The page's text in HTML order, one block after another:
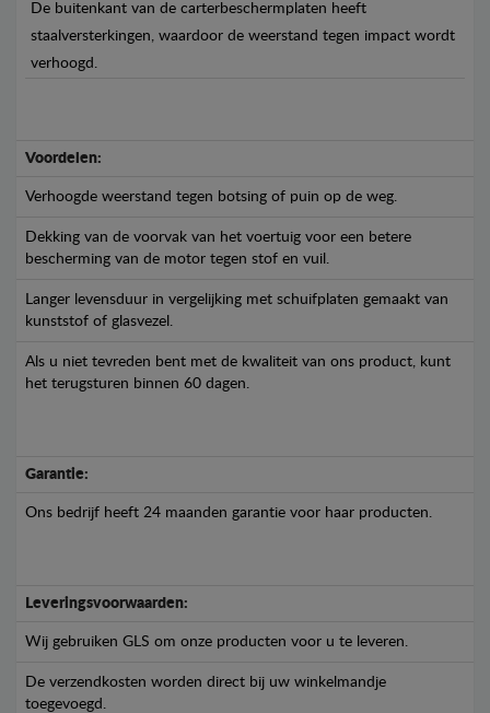
De buitenkant van de carterbeschermplaten heeft
staalversterkingen, waardoor de weerstand tegen impact wordt
verhoogd.
Voordelen:
Verhoogde weerstand tegen botsing of puin op de weg.
Dekking van de voorvak van het voertuig voor een betere
bescherming van de motor tegen stof en vuil.
Langer levensduur in vergelijking met schuifplaten gemaakt van
kunststof of glasvezel.
Als u niet tevreden bent met de kwaliteit van ons product, kunt
het terugsturen binnen 60 dagen.
Garantie:
Ons bedrijf heeft 24 maanden garantie voor haar producten.
Leveringsvoorwaarden:
Wij gebruiken GLS om onze producten voor u te leveren.
De verzendkosten worden direct bij uw winkelmandje
toegevoegd.